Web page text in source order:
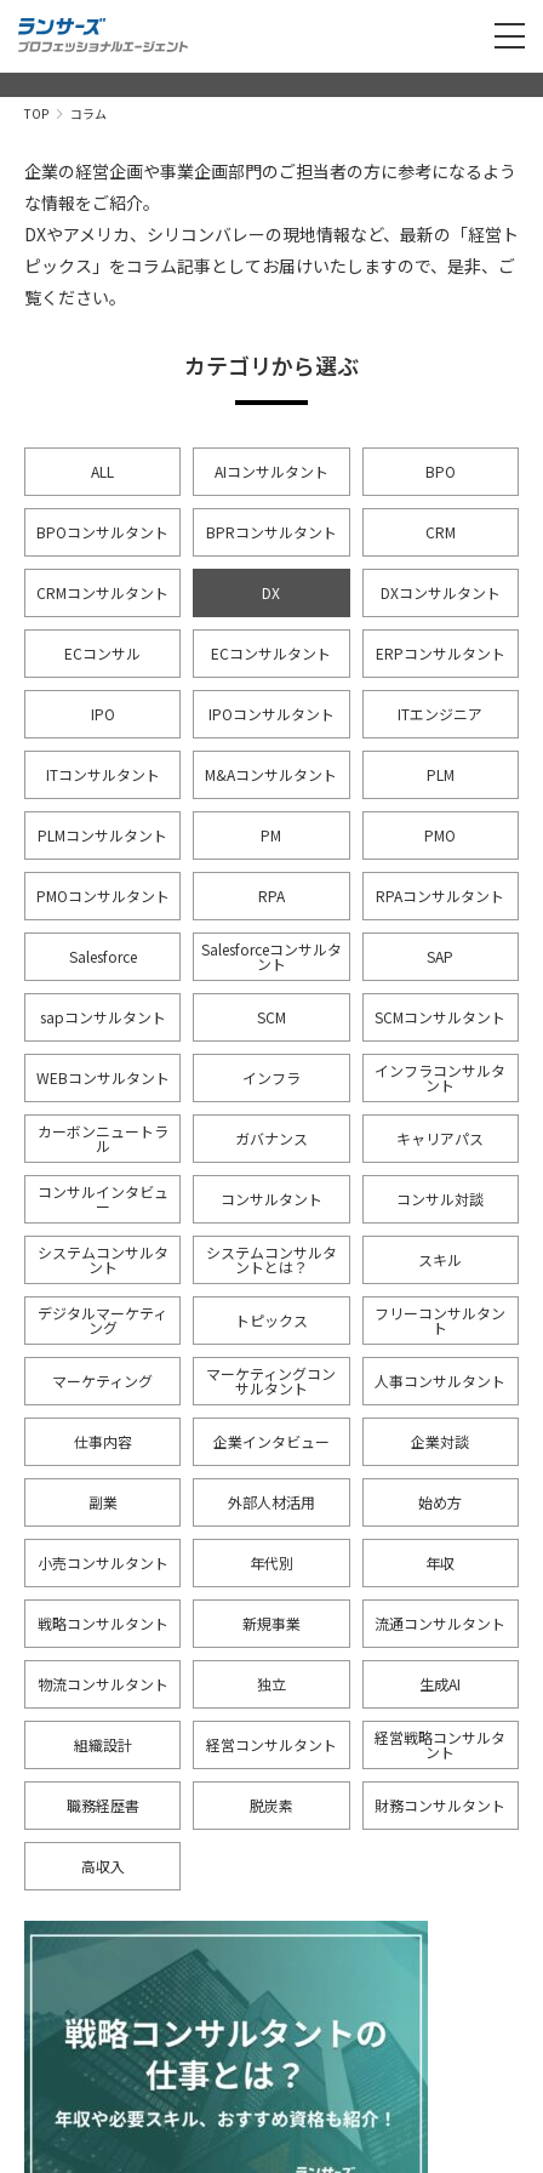
TOP コラム
企業の経営企画や事業企画部門のご担当者の方に参考になるよう
な情報をご紹介。
DXやアメリカ、シリコンバレーの現地情報など、最新の「経営ト
ピックス」をコラム記事としてお届けいたしますので、是非、ご
覧ください。
カテゴリから選ぶ
ALL AIコンサルタント BPO
BPOコンサルタント BPRコンサルタント CRM
CRMコンサルタント DX DXコンサルタント
ECコンサル ECコンサルタント ERPコンサルタント
IPO IPOコンサルタント ITエンジニア
ITコンサルタント M&Aコンサルタント PLM
PLMコンサルタント PM PMO
PMOコンサルタント RPA RPAコンサルタント
Salesforce Salesforceコンサルタ
ント SAP
sapコンサルタント SCM SCMコンサルタント
WEBコンサルタント インフラ インフラコンサルタ
ント
カーボンニュートラ
ル ガバナンス キャリアパス
コンサルインタビュ
ー コンサルタント コンサル対談
システムコンサルタ
ント
システムコンサルタ
ントとは？ スキル
デジタルマーケティ
ング トピックス フリーコンサルタン
ト
マーケティング マーケティングコン
サルタント 人事コンサルタント
仕事内容 企業インタビュー 企業対談
副業 外部人材活用 始め方
小売コンサルタント 年代別 年収
戦略コンサルタント 新規事業 流通コンサルタント
物流コンサルタント 独立 生成AI
組織設計 経営コンサルタント 経営戦略コンサルタ
ント
職務経歴書 脱炭素 財務コンサルタント
高収入